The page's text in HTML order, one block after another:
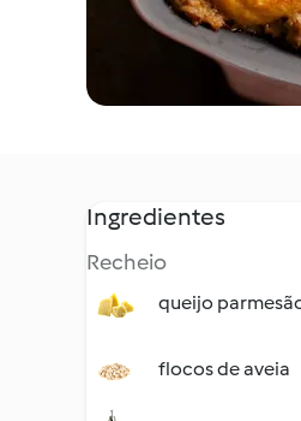
Ingredientes
Recheio
queijo
flocos de aveia